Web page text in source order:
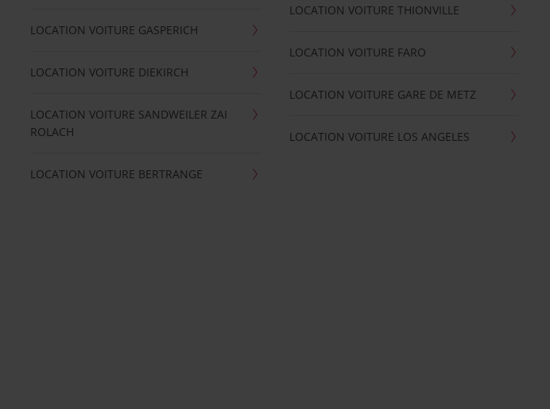
LOCATION VOITURE GASPERICH
LOCATION VOITURE DIEKIRCH
LOCATION VOITURE SANDWEILER ZAI
ROLACH
LOCATION VOITURE BERTRANGE
LOCATION VOITURE THIONVILLE
LOCATION VOITURE FARO
LOCATION VOITURE GARE DE METZ
LOCATION VOITURE LOS ANGELES